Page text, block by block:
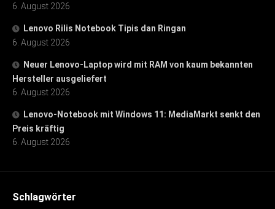
6. August 2026
Lenovo Rilis Notebook Tipis dan Ringan
6. August 2026
Neuer Lenovo-Laptop wird mit RAM von kaum bekannten
Hersteller ausgeliefert
6. August 2026
Lenovo-Notebook mit Windows 11: MediaMarkt senkt den
Preis kräftig
6. August 2026
Schlagwörter